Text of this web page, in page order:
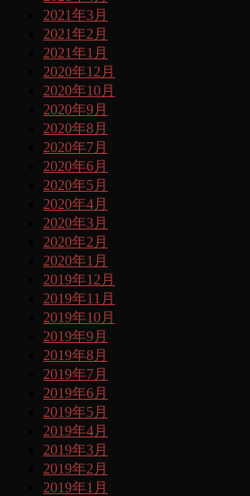
2021年3月
2021年2月
2021年1月
2020年12月
2020年10月
2020年9月
2020年8月
2020年7月
2020年6月
2020年5月
2020年4月
2020年3月
2020年2月
2020年1月
2019年12月
2019年11月
2019年10月
2019年9月
2019年8月
2019年7月
2019年6月
2019年5月
2019年4月
2019年3月
2019年2月
2019年1月